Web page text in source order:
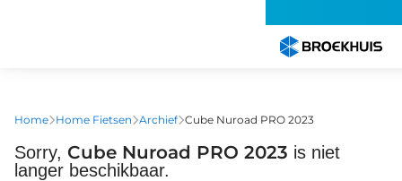
gaan
Home Home Fietsen Archief Cube Nuroad PRO 2023
Sorry, Cube Nuroad PRO 2023 is niet
langer beschikbaar.